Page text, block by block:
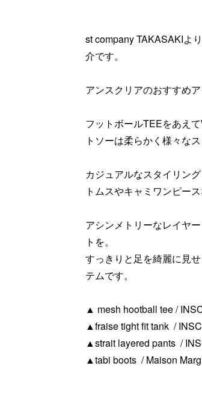
st company TAKASAKIよ
介です。
アンスクリアのおすすめ
フットボールTEEをあえ
トソーは柔らかく様々な
カジュアルなスタイリン
トムスやキャミワンピー
アシンメトリーなレイヤ
トを。
すっきりと足を綺麗に見
テムです。
▲ mesh hootball tee /
▲fraise tight fit tank /
▲strait layered pants /
▲tabi boots / Maison